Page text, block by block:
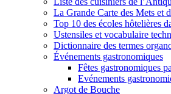
La Grande Carte des Mets et
Top 10 des écoles hôtelières
Ustensiles et vocabulaire
Dictionnaire des termes
Événements gastronomiques
Fêtes gastronomiques
Evénements
Argot de Bouche